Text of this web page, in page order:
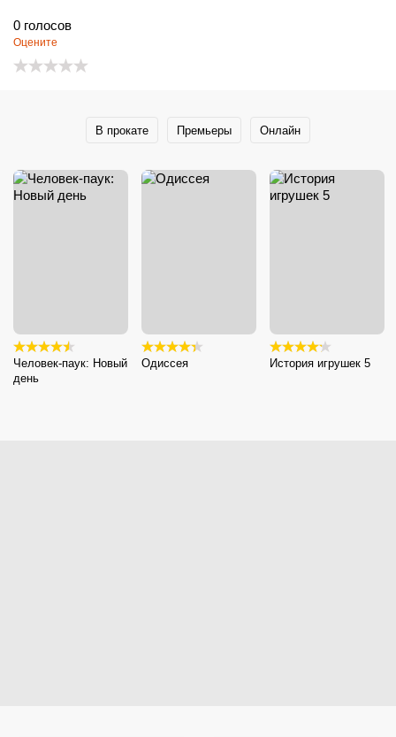
0 голосов
Оцените
В прокате Премьеры Онлайн
Человек-паук: Новый
день
Одиссея История игрушек 5